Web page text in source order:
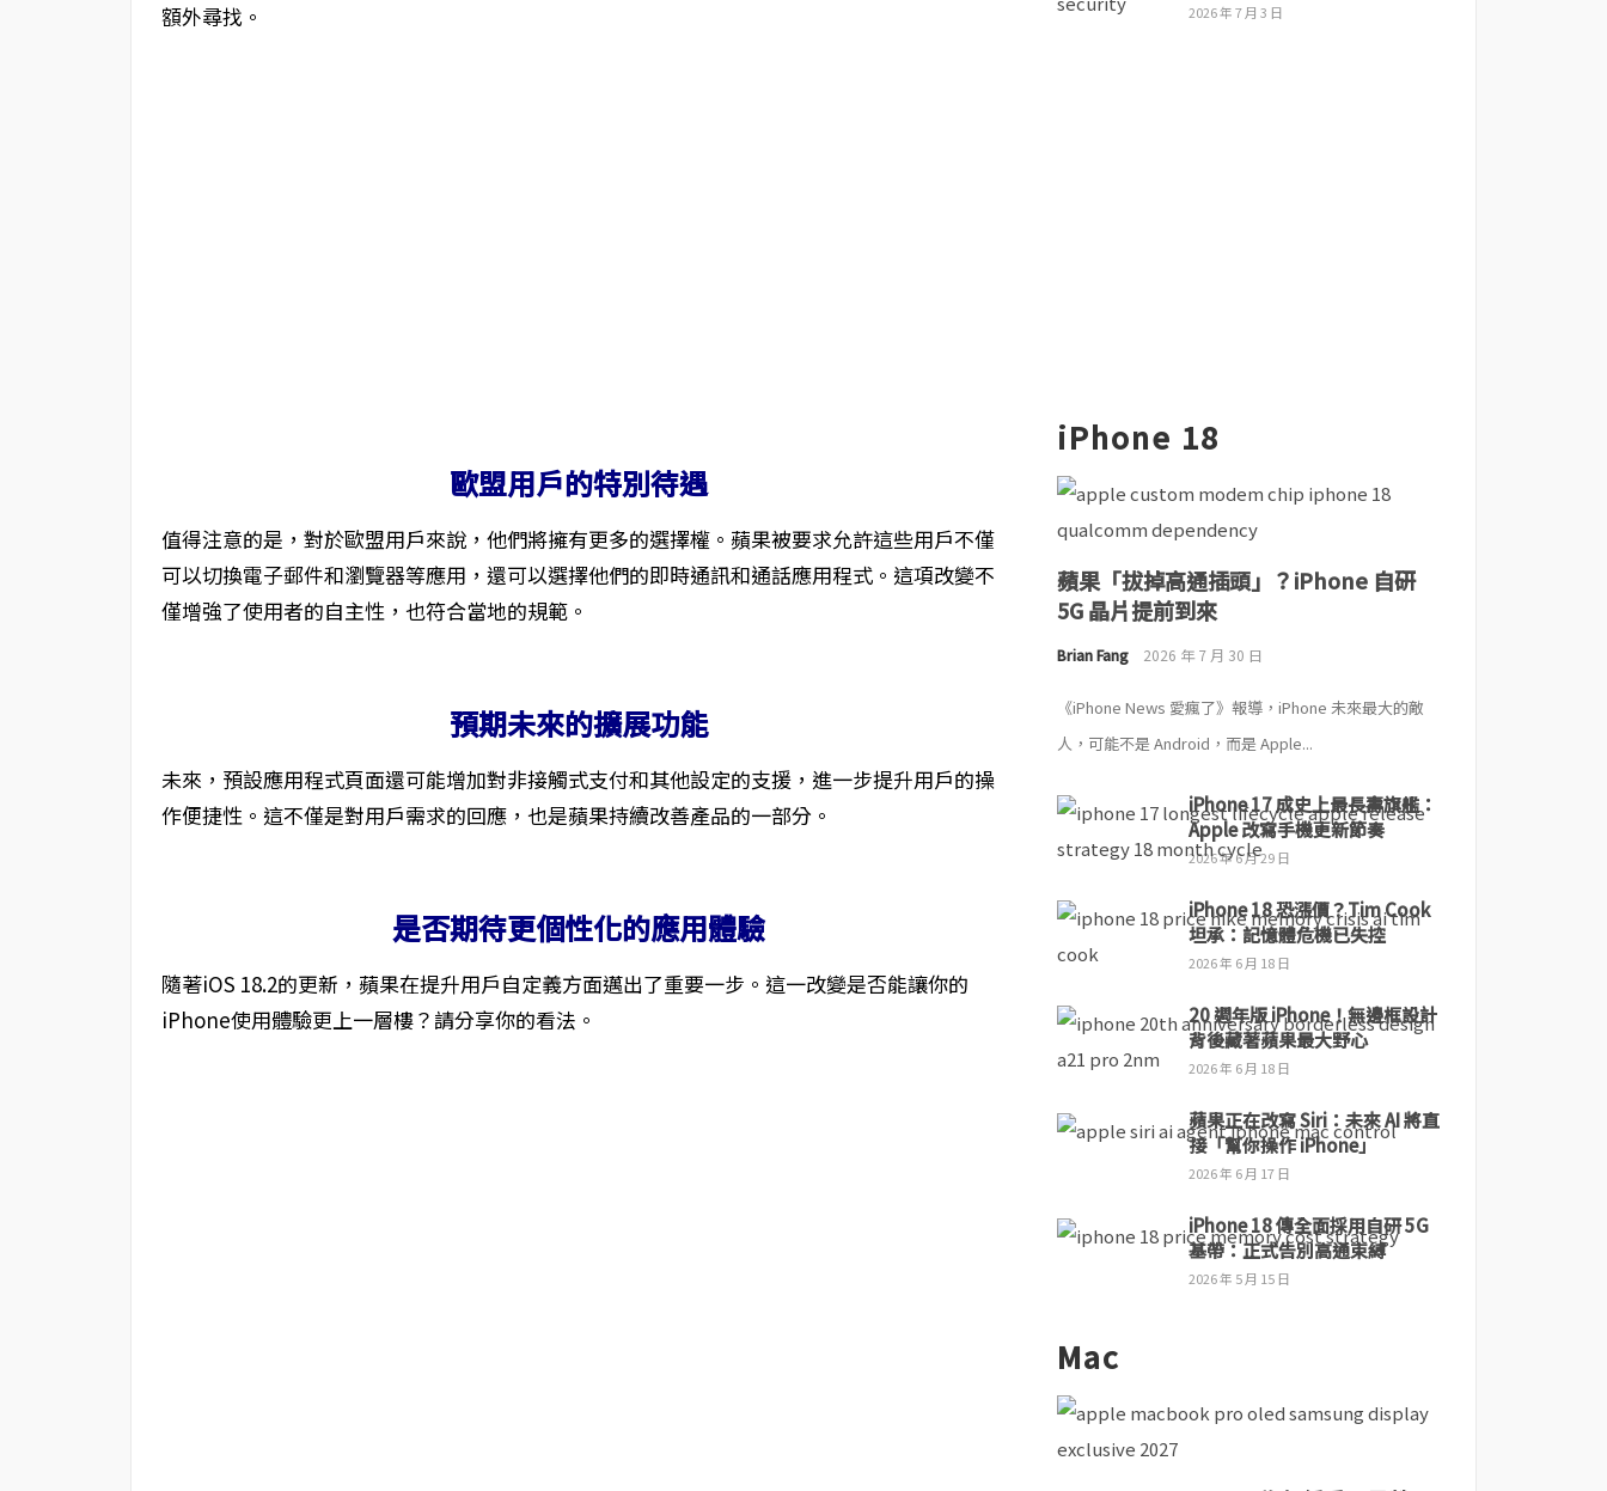
額外尋找。
歐盟用戶的特別待遇
值得注意的是，對於歐盟用戶來說，他們將擁有更多的選擇權。蘋果被要求允許這些用戶不僅
可以切換電子郵件和瀏覽器等應用，還可以選擇他們的即時通訊和通話應用程式。這項改變不
僅增強了使用者的自主性，也符合當地的規範。
預期未來的擴展功能
未來，預設應用程式頁面還可能增加對非接觸式支付和其他設定的支援，進一步提升用戶的操
作便捷性。這不僅是對用戶需求的回應，也是蘋果持續改善產品的一部分。
是否期待更個性化的應用體驗
隨著iOS 18.2的更新，蘋果在提升用戶自定義方面邁出了重要一步。這一改變是否能讓你的
iPhone使用體驗更上一層樓？請分享你的看法。
2026 年 7 月 3 日
iPhone 18
蘋果「拔掉高通插頭」？iPhone 自研
5G 晶片提前到來
Brian Fang 2026 年 7 月 30 日
《iPhone News 愛瘋了》報導，iPhone 未來最大的敵
人，可能不是 Android，而是 Apple...
iPhone 17 成史上最長壽旗艦：
Apple 改寫手機更新節奏
2026 年 6 月 29 日
iPhone 18 恐漲價？Tim Cook
坦承：記憶體危機已失控
2026 年 6 月 18 日
20 週年版 iPhone！無邊框設計
背後藏著蘋果最大野心
2026 年 6 月 18 日
蘋果正在改寫 Siri：未來 AI 將直
接「幫你操作 iPhone」
2026 年 6 月 17 日
iPhone 18 傳全面採用自研 5G
基帶：正式告別高通束縛
2026 年 5 月 15 日
Mac